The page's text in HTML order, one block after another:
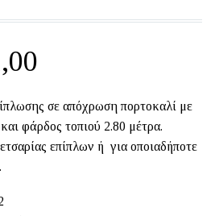
τιμή
είναι:
σε απόχρωση πορτοκαλί με
φάρδος τοπιού 2.80 μέτρα.
επίπλων ή για οποιαδήποτε